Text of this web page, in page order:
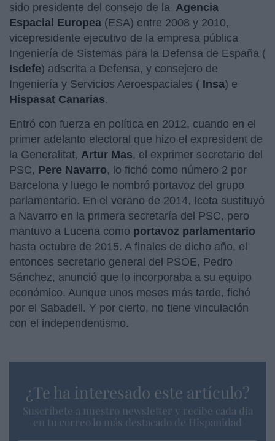
sido presidente del consejo de la Agencia
Espacial Europea (ESA) entre 2008 y 2010,
vicepresidente ejecutivo de la empresa pública
Ingeniería de Sistemas para la Defensa de España (
Isdefe) adscrita a Defensa, y consejero de
Ingeniería y Servicios Aeroespaciales ( Insa) e
Hispasat Canarias.
Entró con fuerza en política en 2012, cuando en el
primer adelanto electoral que hizo el expresident de
la Generalitat, Artur Mas, el exprimer secretario del
PSC, Pere Navarro, lo fichó como número 2 por
Barcelona y luego le nombró portavoz del grupo
parlamentario. En el verano de 2014, Iceta sustituyó
a Navarro en la primera secretaría del PSC, pero
mantuvo a Lucena como portavoz parlamentario
hasta octubre de 2015. A finales de dicho año, el
entonces secretario general del PSOE, Pedro
Sánchez, anunció que lo incorporaba a su equipo
económico. Aunque unos meses más tarde, fichó
por el Sabadell. Y por cierto, no tiene vinculación
con el independentismo.
¿Te ha interesado este artículo?
Suscríbete a nuestro newsletter y recibe cada dia
en tu correo lo más destacado de Hispanidad